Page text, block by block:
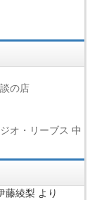
の店
オ・リーブス 中
藤綾梨 より